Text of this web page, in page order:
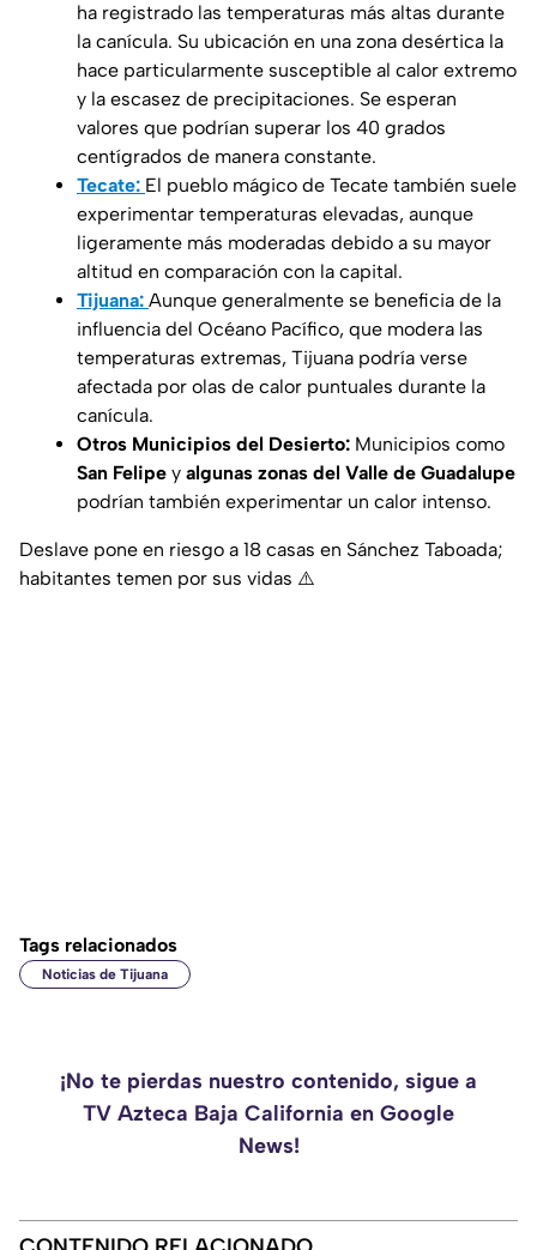
ha registrado las temperaturas más altas durante
la canícula. Su ubicación en una zona desértica la
hace particularmente susceptible al calor extremo
y la escasez de precipitaciones. Se esperan
valores que podrían superar los 40 grados
centígrados de manera constante.
Tecate: El pueblo mágico de Tecate también suele
experimentar temperaturas elevadas, aunque
ligeramente más moderadas debido a su mayor
altitud en comparación con la capital.
Tijuana: Aunque generalmente se beneficia de la
influencia del Océano Pacífico, que modera las
temperaturas extremas, Tijuana podría verse
afectada por olas de calor puntuales durante la
canícula.
Otros Municipios del Desierto: Municipios como
San Felipe y algunas zonas del Valle de Guadalupe
podrían también experimentar un calor intenso.
Deslave pone en riesgo a 18 casas en Sánchez Taboada;
habitantes temen por sus vidas ⚠️
Tags relacionados
Noticias de Tijuana
¡No te pierdas nuestro contenido, sigue a
TV Azteca Baja California en Google
News!